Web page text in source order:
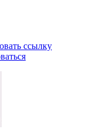
ссылку